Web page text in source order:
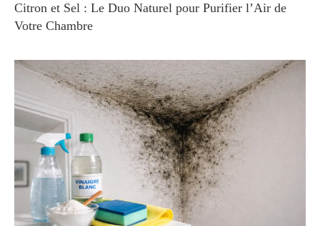
Citron et Sel : Le Duo Naturel pour Purifier l’Air de
Votre Chambre